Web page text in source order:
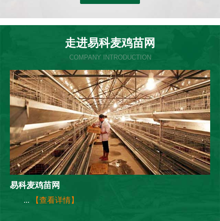
走进易科麦鸡苗网
COMPANY INTRODUCTION
易科麦鸡苗网
... 【查看详情】